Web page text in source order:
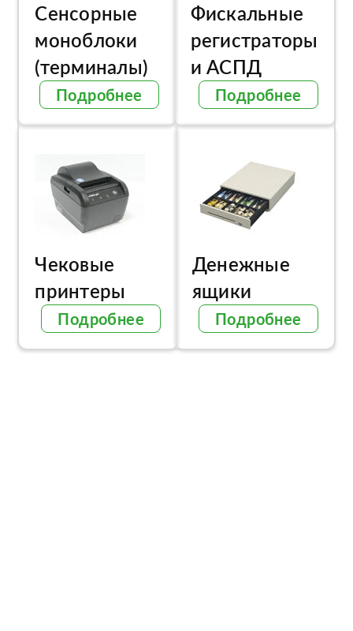
Сенсорные
моноблоки
(терминалы)
Подробнее
Фискальные
регистраторы
и АСПД
Подробнее
Чековые
принтеры
Подробнее
Денежные
ящики
Подробнее